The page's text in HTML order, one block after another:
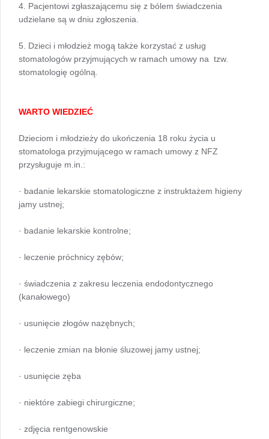
4. Pacjentowi zgłaszającemu się z bólem świadczenia
udzielane są w dniu zgłoszenia.
5. Dzieci i młodzież mogą także korzystać z usług
stomatologów przyjmujących w ramach umowy na tzw.
stomatologię ogólną.
WARTO WIEDZIEĆ
Dzieciom i młodzieży do ukończenia 18 roku życia u
stomatologa przyjmującego w ramach umowy z NFZ
przysługuje m.in.:
· badanie lekarskie stomatologiczne z instruktażem higieny
jamy ustnej;
· badanie lekarskie kontrolne;
· leczenie próchnicy zębów;
· świadczenia z zakresu leczenia endodontycznego
(kanałowego)
· usunięcie złogów nazębnych;
· leczenie zmian na błonie śluzowej jamy ustnej;
· usunięcie zęba
· niektóre zabiegi chirurgiczne;
· zdjęcia rentgenowskie